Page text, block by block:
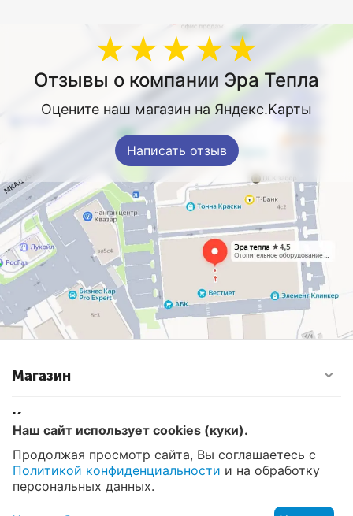
★★★★★
Отзывы о компании Эра Тепла
Оцените наш магазин на Яндекс.Карты
Написать отзыв
Магазин
Контакты
© 2008 - 2026 Эра Тепла. Интернет магазин отопительных
систем и водоснабжения в Москве
Наш сайт использует cookies (куки).
Продолжая просмотр сайта, Вы соглашаетесь с
Политикой конфиденциальности и на обработку
персональных данных.